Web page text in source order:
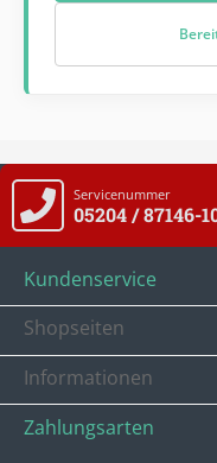
Servicenummer
05204 / 87146-
Kundenservice
Shopseiten
Informationen
Zahlungsarten